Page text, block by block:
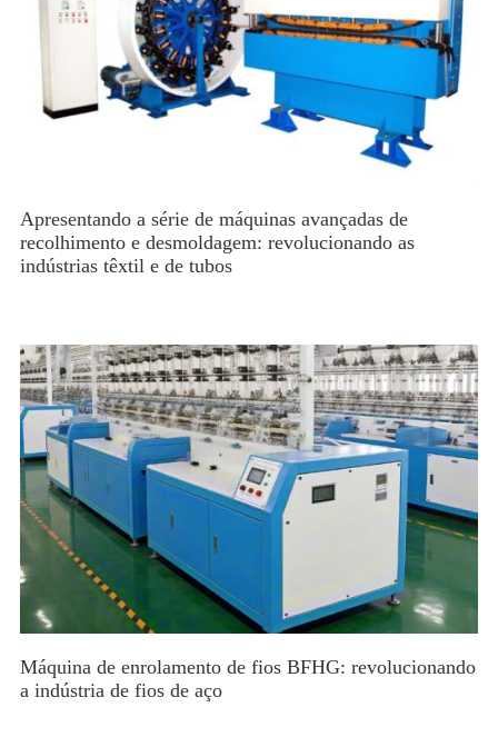
Apresentando a série de máquinas avançadas de
recolhimento e desmoldagem: revolucionando as
indústrias têxtil e de tubos
Máquina de enrolamento de fios BFHG: revolucionando
a indústria de fios de aço